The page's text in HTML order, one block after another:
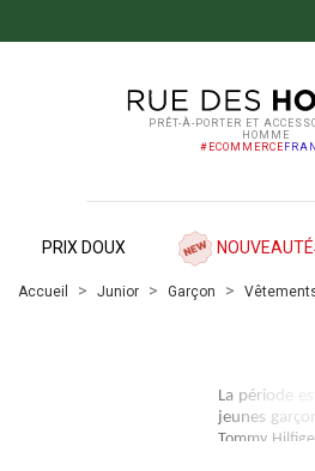
PRÊT-À-PORTER ET
HOMME
#ECOMMERCE
PRIX DOUX
Accueil Junior Garçon
La période
jeunes
Tommy
couleurs, le